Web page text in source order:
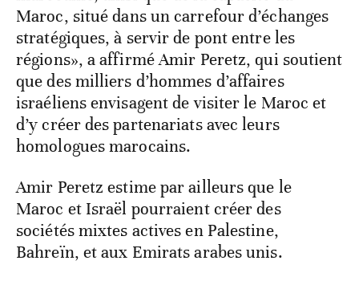
Maroc, situé dans un carrefour d’échanges
stratégiques, à servir de pont entre les
régions», a affirmé Amir Peretz, qui soutient
que des milliers d’hommes d’affaires
israéliens envisagent de visiter le Maroc et
d’y créer des partenariats avec leurs
homologues marocains.
Amir Peretz estime par ailleurs que le
Maroc et Israël pourraient créer des
sociétés mixtes actives en Palestine,
Bahreïn, et aux Emirats arabes unis.